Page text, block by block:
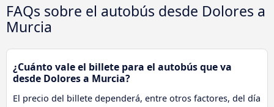
FAQs sobre el autobús desde Dolores a
Murcia
¿Cuánto vale el billete para el autobús que va
desde Dolores a Murcia?
El precio del billete dependerá, entre otros factores, del día